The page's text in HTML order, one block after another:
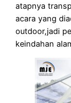
atapnya
acara yang
outdoor,jadi
keindahan